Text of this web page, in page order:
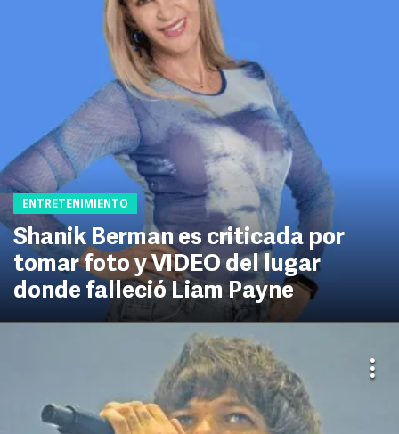
ENTRETENIMIENTO
Shanik Berman es criticada por
tomar foto y VIDEO del lugar
donde falleció Liam Payne